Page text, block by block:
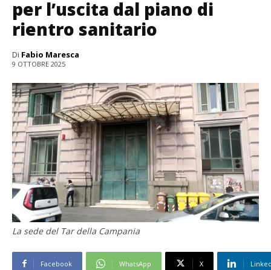
per l’uscita dal piano di
rientro sanitario
Di Fabio Maresca
9 OTTOBRE 2025
La sede del Tar della Campania
Facebook WhatsApp X